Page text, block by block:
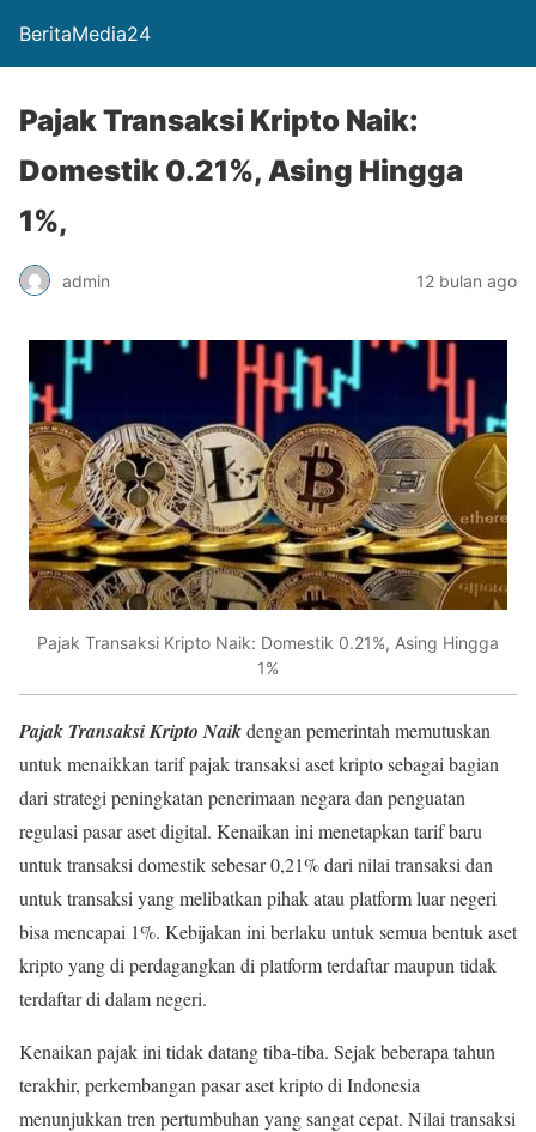
BeritaMedia24
Pajak Transaksi Kripto Naik:
Domestik 0.21%, Asing Hingga
1%,
admin 12 bulan ago
Pajak Transaksi Kripto Naik: Domestik 0.21%, Asing Hingga
1%
Pajak Transaksi Kripto Naikdengan pemerintah memutuskan
untuk menaikkan tarif pajak transaksi aset kripto sebagai bagian
dari strategi peningkatan penerimaan negara dan penguatan
regulasi pasar aset digital. Kenaikan ini menetapkan tarif baru
untuk transaksi domestik sebesar 0,21% dari nilai transaksi dan
untuk transaksi yang melibatkan pihak atau platform luar negeri
bisa mencapai 1%. Kebijakan ini berlaku untuk semua bentuk aset
kripto yang di perdagangkan di platform terdaftar maupun tidak
terdaftar di dalam negeri.
Kenaikan pajak ini tidak datang tiba-tiba. Sejak beberapa tahun
terakhir, perkembangan pasar aset kripto di Indonesia
menunjukkan tren pertumbuhan yang sangat cepat. Nilai transaksi